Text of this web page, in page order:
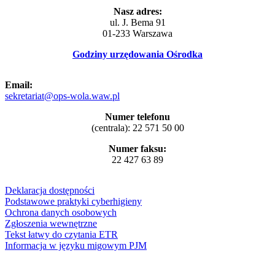
Nasz adres:
ul. J. Bema 91
01-233 Warszawa
Godziny urzędowania Ośrodka
Email:
sekretariat@ops-wola.waw.pl
Numer telefonu
(centrala): 22 571 50 00
Numer faksu:
22 427 63 89
Deklaracja dostępności
Podstawowe praktyki cyberhigieny
Ochrona danych osobowych
Zgłoszenia wewnętrzne
Tekst łatwy do czytania ETR
Informacja w języku migowym PJM